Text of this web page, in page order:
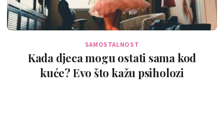
SAMOSTALNOST
Kada djeca mogu ostati sama kod
kuće? Evo što kažu psiholozi